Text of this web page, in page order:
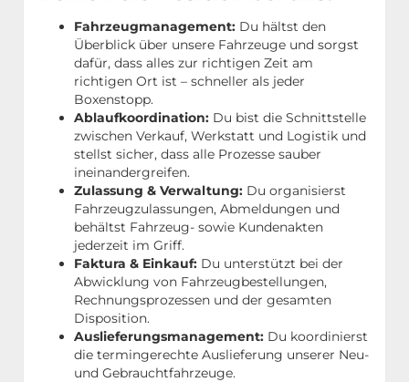
Fahrzeugmanagement: Du hältst den
Überblick über unsere Fahrzeuge und sorgst
dafür, dass alles zur richtigen Zeit am
richtigen Ort ist – schneller als jeder
Boxenstopp.
Ablaufkoordination: Du bist die Schnittstelle
zwischen Verkauf, Werkstatt und Logistik und
stellst sicher, dass alle Prozesse sauber
ineinandergreifen.
Zulassung & Verwaltung: Du organisierst
Fahrzeugzulassungen, Abmeldungen und
behältst Fahrzeug- sowie Kundenakten
jederzeit im Griff.
Faktura & Einkauf: Du unterstützt bei der
Abwicklung von Fahrzeugbestellungen,
Rechnungsprozessen und der gesamten
Disposition.
Auslieferungsmanagement: Du koordinierst
die termingerechte Auslieferung unserer Neu-
und Gebrauchtfahrzeuge.